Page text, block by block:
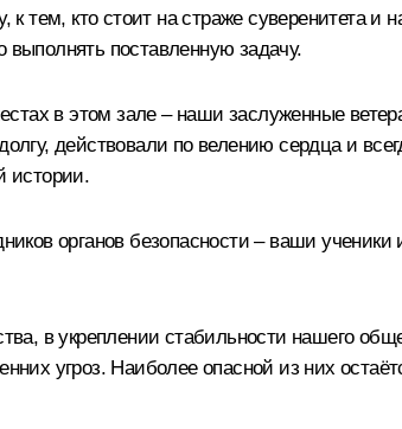
кто стоит на страже суверенитета и
выполнять поставленную задачу.
в этом зале – наши заслуженные
действовали по велению сердца и
истории.
органов безопасности – ваши
в укреплении стабильности нашего
угроз. Наиболее опасной из них